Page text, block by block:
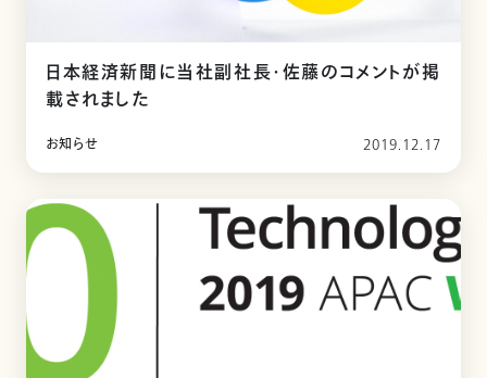
日本経済新聞に当社副社長・佐藤のコメントが掲
載されました
お知らせ 2019.12.17